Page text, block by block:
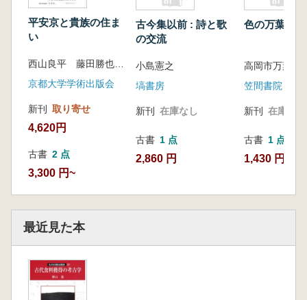
平安京と貴族の住ま
い
京都大学学術出版会
新刊 取り寄せ
4,620円
古書 2 点
3,300 円~
古今集以前 : 詩と歌
の交流
小島憲之
塙書房
新刊 在庫なし
古書 1 点
2,860 円
色の万葉集
高岡市万葉歴
笠間書院
新刊 在庫なし
古書 1 点
1,430 円
最近見た本